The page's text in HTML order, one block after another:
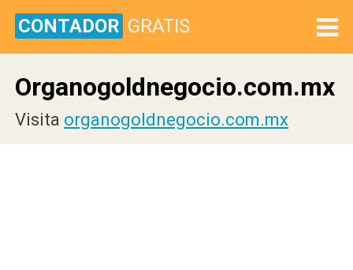
CONTADOR GRATIS
Organogoldnegocio.com.mx
Visita organogoldnegocio.com.mx